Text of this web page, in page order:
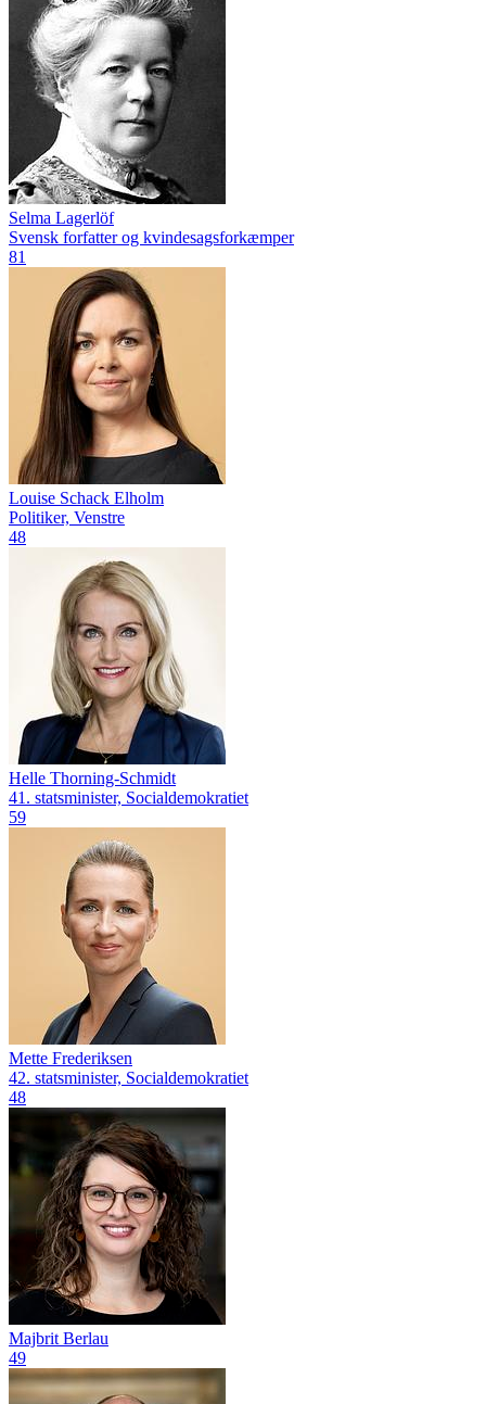
Selma Lagerlöf
Svensk forfatter og kvindesagsforkæmper
81
Louise Schack Elholm
Politiker, Venstre
48
Helle Thorning-Schmidt
41. statsminister, Socialdemokratiet
59
Mette Frederiksen
42. statsminister, Socialdemokratiet
48
Majbrit Berlau
49